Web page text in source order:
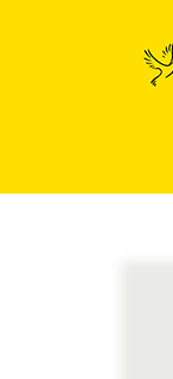
содержимому